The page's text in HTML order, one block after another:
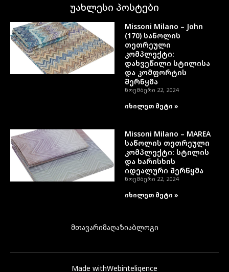
უახლესი პოსტები
Missoni Milano – John
(170) საწოლის
თეთრეული
კომპლექტი:
დახვეწილი სტილისა
და კომფორტის
შერწყმა
ნოემბერი 22, 2024
იხილეთ მეტი »
Missoni Milano – MAREA
საწოლის თეთრეული
კომპლექტი: სტილის
და ხარისხის
იდეალური შერწყმა
ნოემბერი 22, 2024
იხილეთ მეტი »
მთავარიმაღაზიაბლოგი
Made withWebinteligence